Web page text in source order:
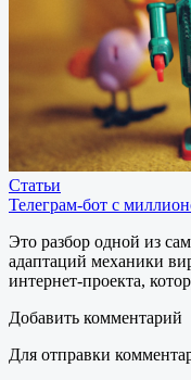
Статьи
Телеграм-бот с
Это разбор одной из
адаптаций механики
интернет-проекта,
Добавить комментарий
Для отправки